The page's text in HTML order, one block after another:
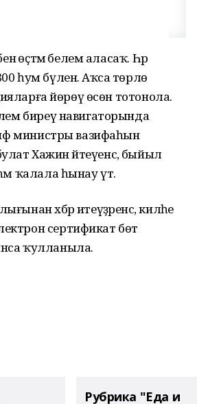
өҫтәмә белем аласаҡ. Һәр
һум бүленә. Аҡса төрлө
йөрөү өсөн тотонола.
биреү навигаторында
министры вазифаһын
Хажин әйтеүенсә, быйыл
ҡалала һынау үтә.
хәбәр итеүҙәренсә, киләһе
сертификат бөтә
ҡулланыла.
Рубрика "Еда и